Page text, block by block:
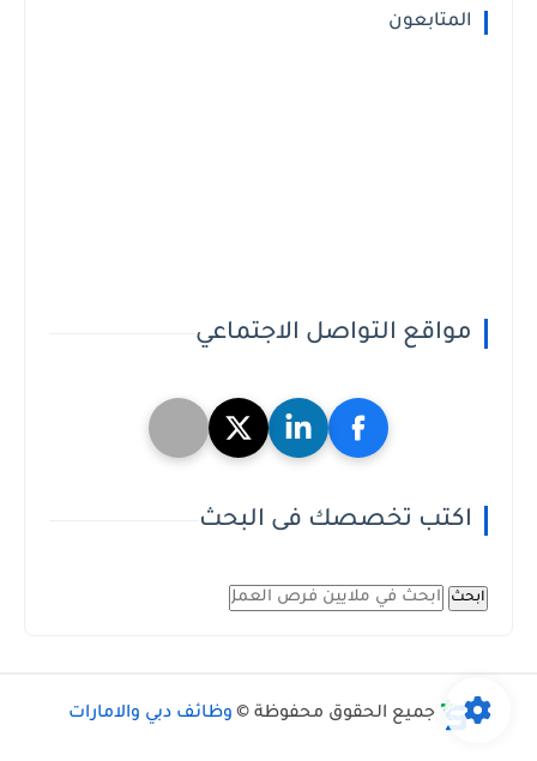
المتابعون
مواقع التواصل الاجتماعي
اكتب تخصصك فى البحث
ابحث
جميع الحقوق محفوظة © وظائف دبي والامارات